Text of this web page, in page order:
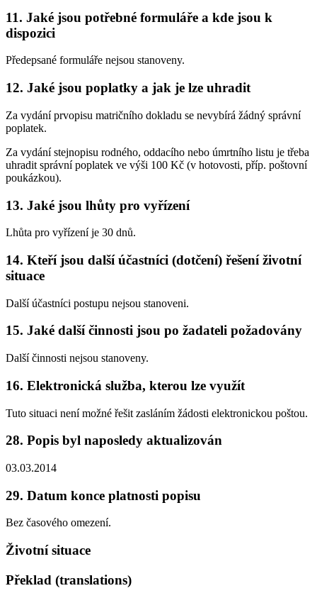
11. Jaké jsou potřebné formuláře a kde jsou k
dispozici
Předepsané formuláře nejsou stanoveny.
12. Jaké jsou poplatky a jak je lze uhradit
Za vydání prvopisu matričního dokladu se nevybírá žádný správní
poplatek.
Za vydání stejnopisu rodného, oddacího nebo úmrtního listu je třeba
uhradit správní poplatek ve výši 100 Kč (v hotovosti, příp. poštovní
poukázkou).
13. Jaké jsou lhůty pro vyřízení
Lhůta pro vyřízení je 30 dnů.
14. Kteří jsou další účastníci (dotčení) řešení životní
situace
Další účastníci postupu nejsou stanoveni.
15. Jaké další činnosti jsou po žadateli požadovány
Další činnosti nejsou stanoveny.
16. Elektronická služba, kterou lze využít
Tuto situaci není možné řešit zasláním žádosti elektronickou poštou.
28. Popis byl naposledy aktualizován
03.03.2014
29. Datum konce platnosti popisu
Bez časového omezení.
Životní situace
Překlad (translations)